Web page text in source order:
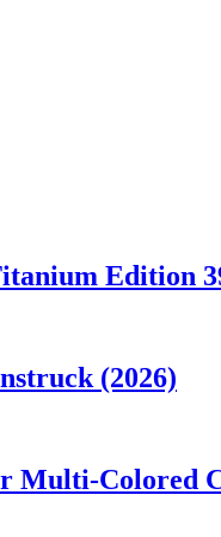
Edition
(2026)
Multi-Colored